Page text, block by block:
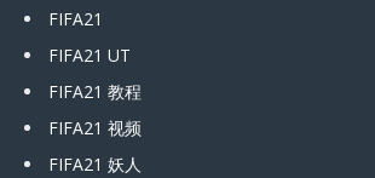
FIFA21
FIFA21 UT
FIFA21 教程
FIFA21 视频
FIFA21 妖人